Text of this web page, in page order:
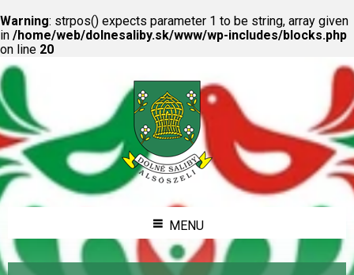
Warning: strpos() expects parameter 1 to be string, array given
in /home/web/dolnesaliby.sk/www/wp-includes/blocks.php
on line 20
MENU